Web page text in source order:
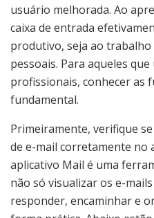
usuário melhorada. Ao
caixa de entrada
produtivo, seja ao
pessoais. Para aqueles
profissionais, conhecer as
fundamental.
Primeiramente, verifique
de e-mail corretamente no
aplicativo Mail é uma
não só visualizar os e-
responder, encaminhar e